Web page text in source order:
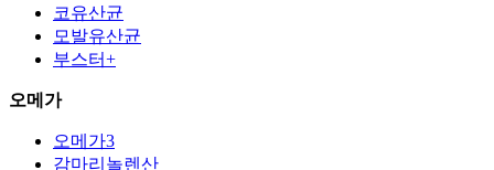
코유산균
모발유산균
부스터+
오메가
오메가3
감마리놀렌산